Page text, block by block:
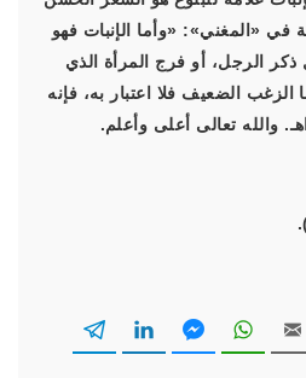
في «المغني»: «وأما الإنبات فهو
الرجل، أو فرج المرأة الذي
الضعيف فلا اعتبار به، فإنه